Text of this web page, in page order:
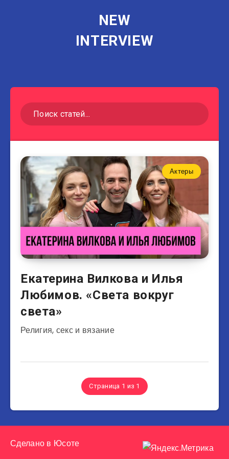
NEW
INTERVIEW
Актеры
Екатерина Вилкова и Илья
Любимов. «Света вокруг
света»
Религия, секс и вязание
Страница 1 из 1
Сделано в Юсоте